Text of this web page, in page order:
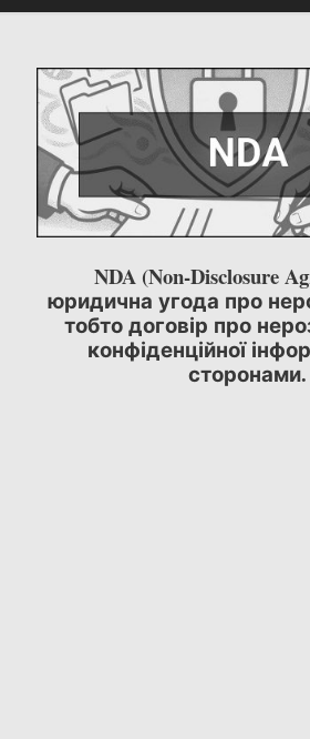
NDA (Non-Disclosure
юридична угода про
тобто договір про
конфіденційної
сторонами.